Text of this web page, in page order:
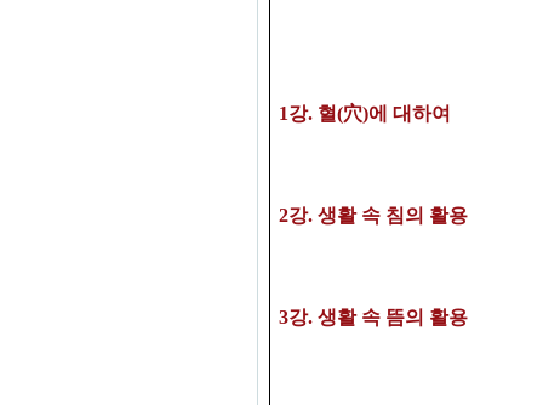
1강. 혈(穴)에 대하여
2강. 생활 속 침의 활용
3강. 생활 속 뜸의 활용